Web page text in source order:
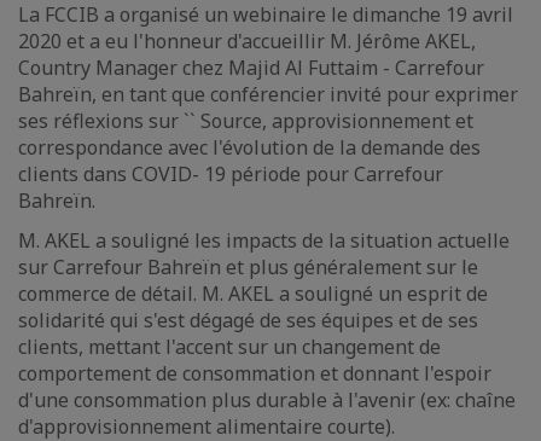
La FCCIB a organisé un webinaire le dimanche 19 avril
2020 et a eu l'honneur d'accueillir M. Jérôme AKEL,
Country Manager chez Majid Al Futtaim - Carrefour
Bahreïn, en tant que conférencier invité pour exprimer
ses réflexions sur `` Source, approvisionnement et
correspondance avec l'évolution de la demande des
clients dans COVID- 19 période pour Carrefour
Bahreïn.
M. AKEL a souligné les impacts de la situation actuelle
sur Carrefour Bahreïn et plus généralement sur le
commerce de détail. M. AKEL a souligné un esprit de
solidarité qui s'est dégagé de ses équipes et de ses
clients, mettant l'accent sur un changement de
comportement de consommation et donnant l'espoir
d'une consommation plus durable à l'avenir (ex: chaîne
d'approvisionnement alimentaire courte).